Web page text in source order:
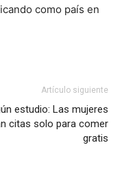
como país en
Artículo siguiente
estudio: Las mujeres
citas solo para comer
gratis